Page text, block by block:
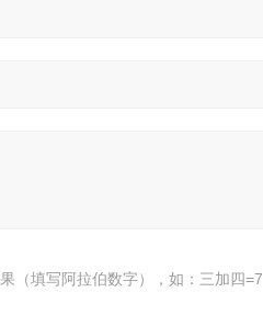
（填写阿拉伯数字），如：三加四=7